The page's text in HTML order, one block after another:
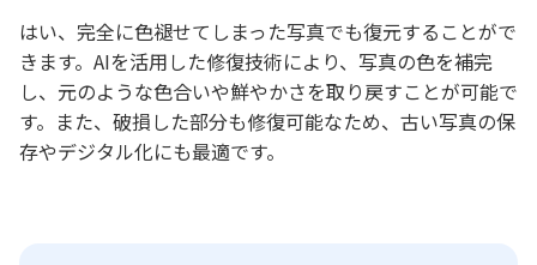
はい、完全に色褪せてしまった写真でも復元することがで
きます。AIを活用した修復技術により、写真の色を補完
し、元のような色合いや鮮やかさを取り戻すことが可能で
す。また、破損した部分も修復可能なため、古い写真の保
存やデジタル化にも最適です。